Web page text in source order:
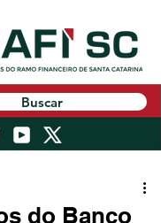
Buscar
do Banco